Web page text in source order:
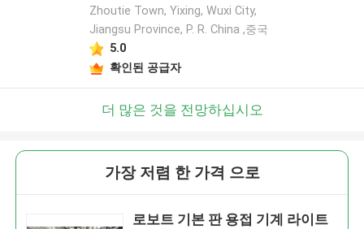
Zhoutie Town, Yixing, Wuxi City,
Jiangsu Province, P. R. China ,중국
5.0
확인된 공급자
더 많은 것을 전망하십시오
가장 저렴 한 가격 으로
로보트 기본 판 용접 기계 라이트